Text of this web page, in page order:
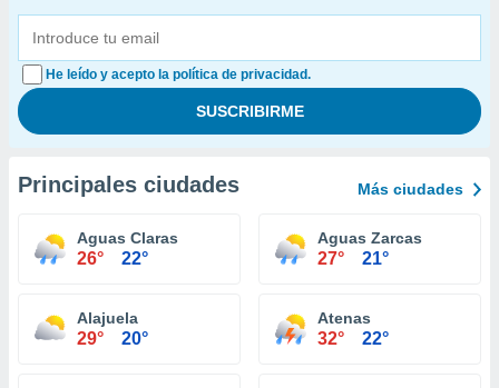
He leído y acepto la política de privacidad.
Principales ciudades Más ciudades
Aguas Claras
26° 22°
Aguas Zarcas
27° 21°
Alajuela
29° 20°
Atenas
32° 22°